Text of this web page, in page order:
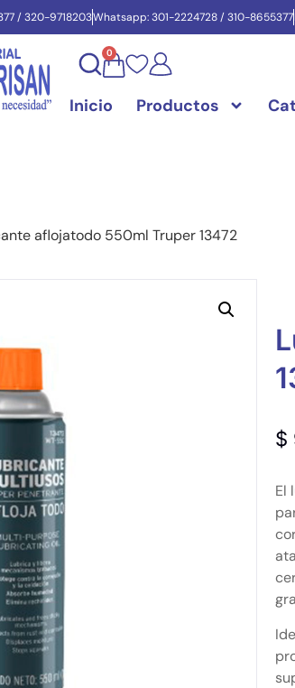
/ 320-9718203Whatsapp: 301-2224728 / 310-8655377
0
Inicio Productos
aflojatodo 550ml Truper 13472
$
El